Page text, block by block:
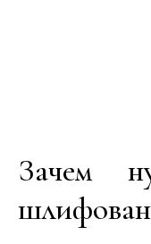
Зачем